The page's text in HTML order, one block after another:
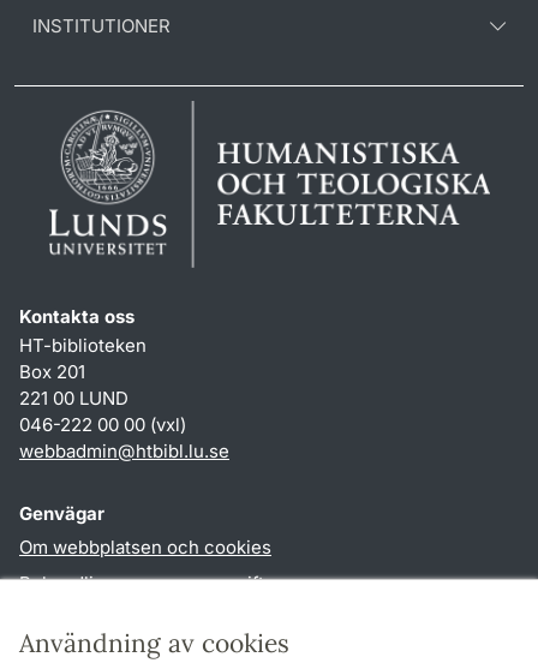
Användning av cookies
INSTITUTIONER
Kontakta oss
HT-biblioteken
Box 201
221 00 LUND
046-222 00 00 (vxl)
webbadmin@htbibl.lu.se
Genvägar
Om webbplatsen och cookies
Behandling av personuppgifter
TYPO3-login